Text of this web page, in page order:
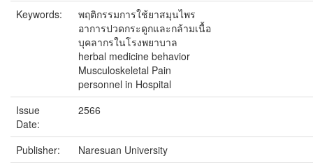
Keywords:
พฤติกรรมการใช้ยาสมุนไพร
อาการปวดกระดูกและกล้ามเนื้อ
บุคลากรในโรงพยาบาล
herbal medicine behavior
Musculoskeletal Pain
personnel in Hospital
Issue
Date:
2566
Publisher:
Naresuan University